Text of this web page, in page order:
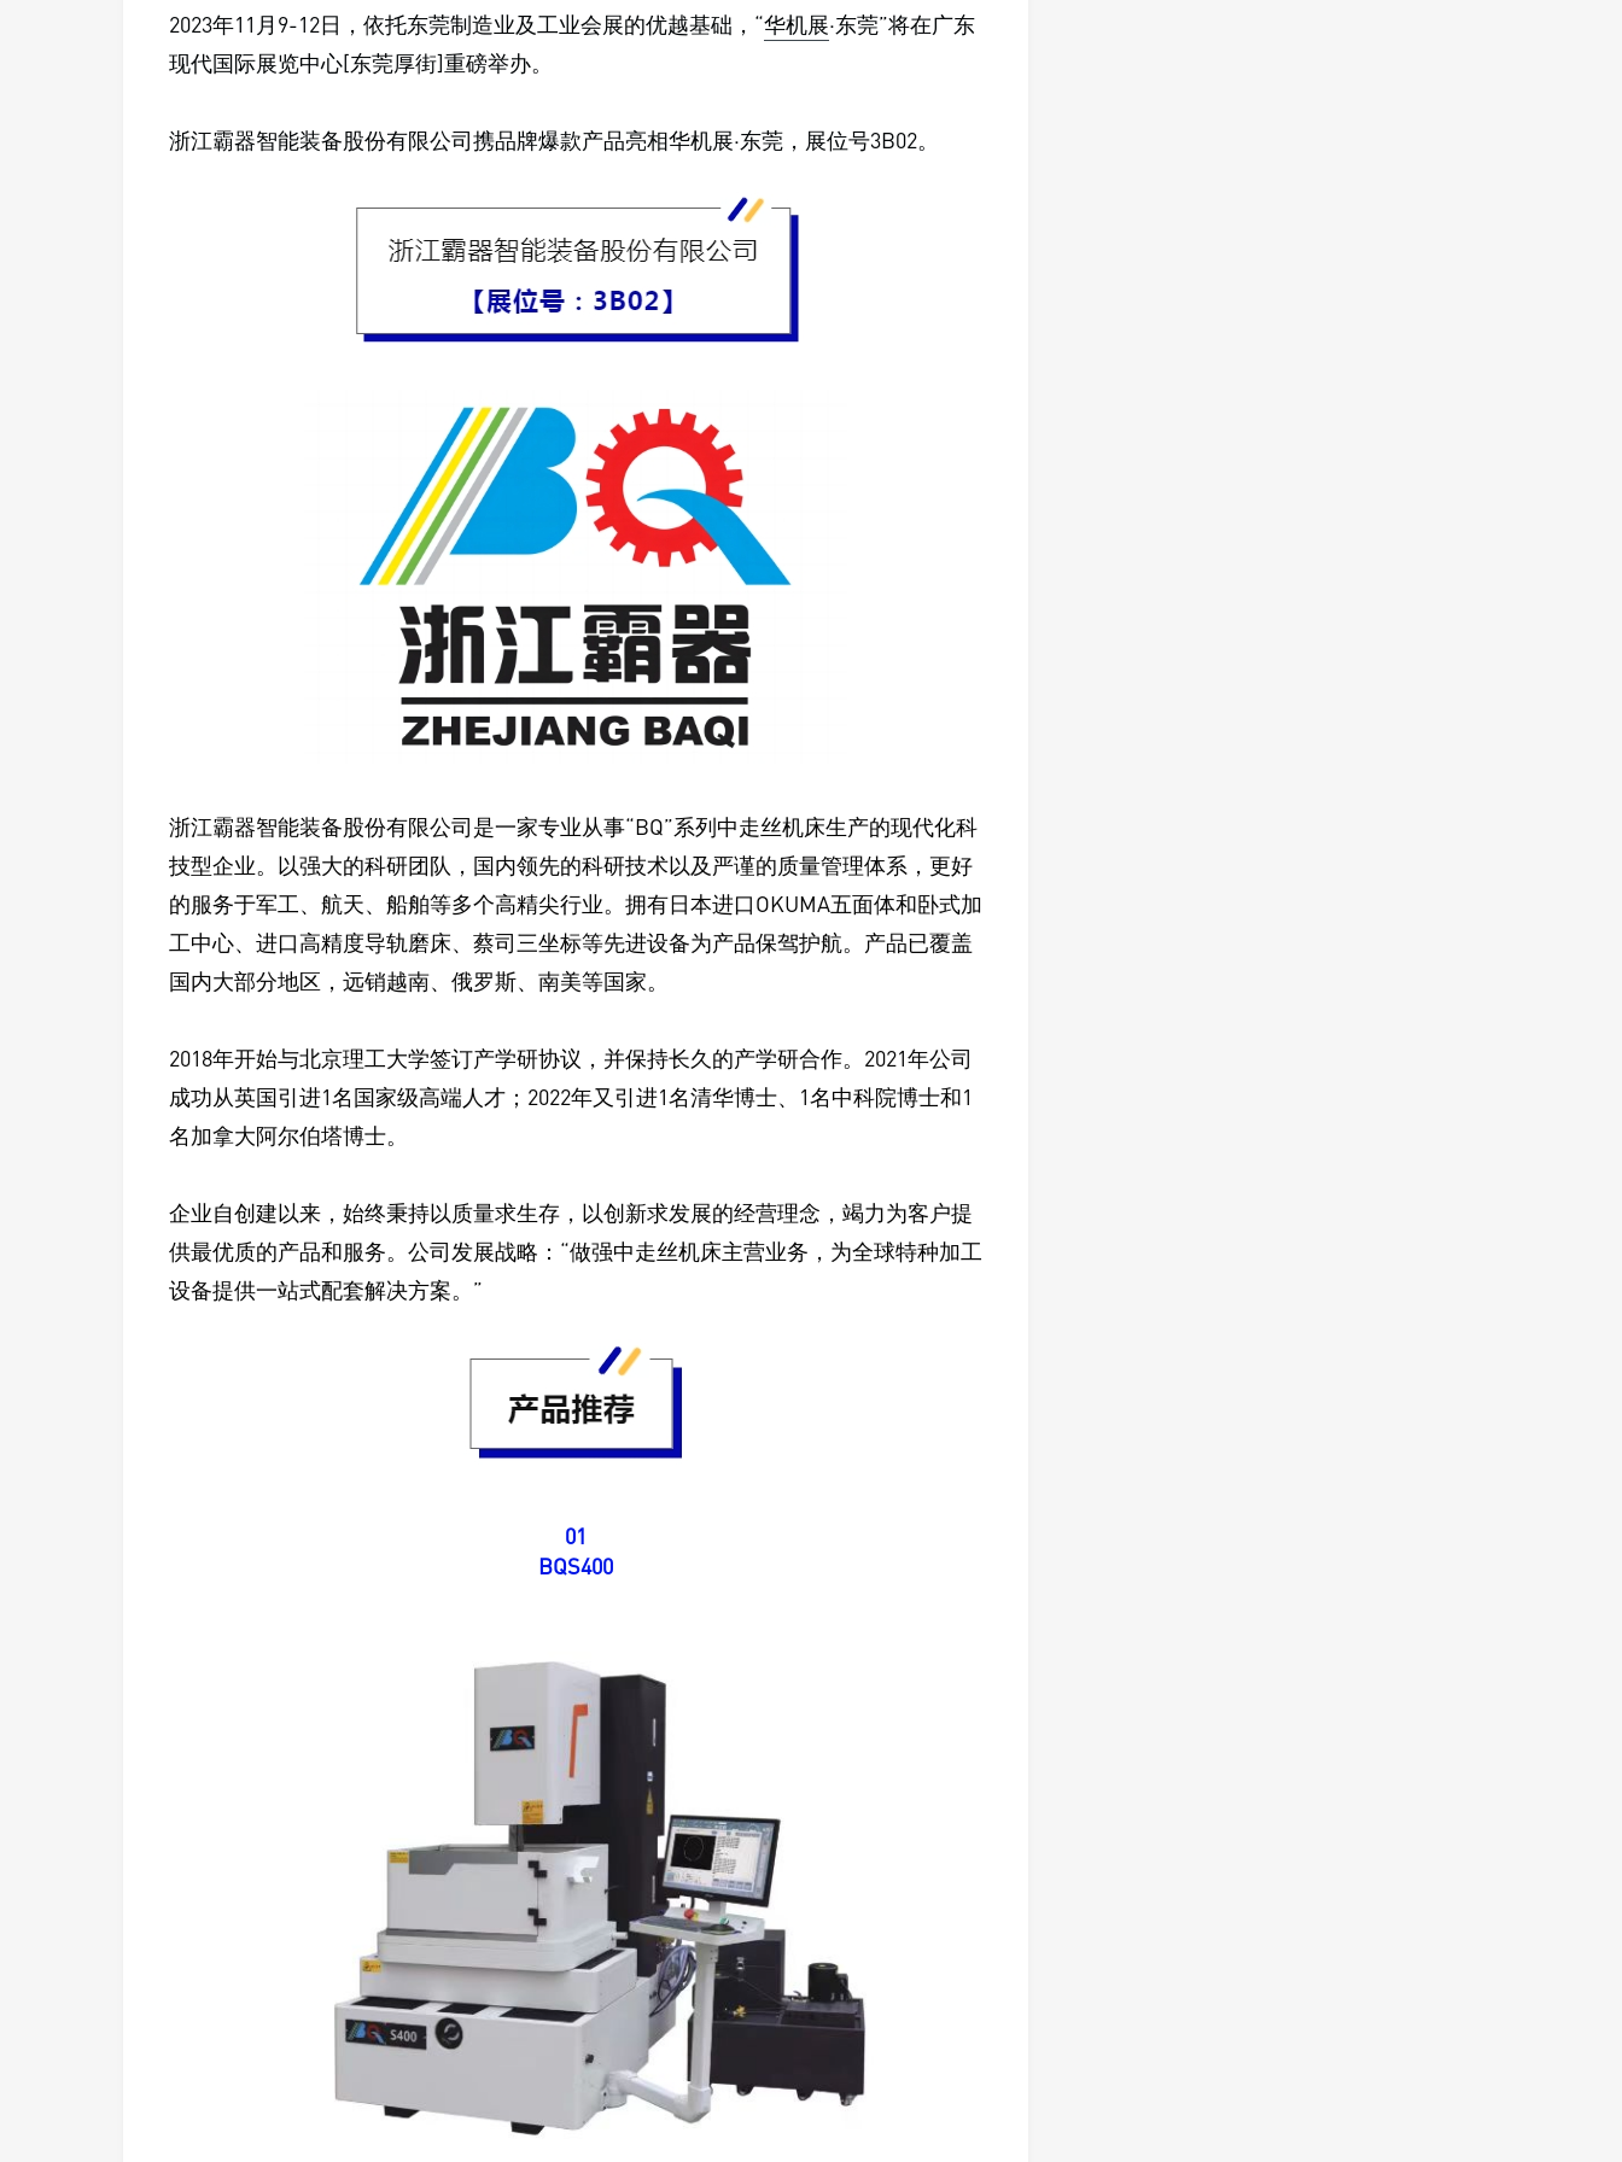
2023年11月9-12日，依托东莞制造业及工业会展的优越基础，“华机展·东莞”将在广东
现代国际展览中心[东莞厚街]重磅举办。
浙江霸器智能装备股份有限公司携品牌爆款产品亮相华机展·东莞，展位号3B02。
浙江霸器智能装备股份有限公司是一家专业从事“BQ”系列中走丝机床生产的现代化科
技型企业。以强大的科研团队，国内领先的科研技术以及严谨的质量管理体系，更好
的服务于军工、航天、船舶等多个高精尖行业。拥有日本进口OKUMA五面体和卧式加
工中心、进口高精度导轨磨床、蔡司三坐标等先进设备为产品保驾护航。产品已覆盖
国内大部分地区，远销越南、俄罗斯、南美等国家。
2018年开始与北京理工大学签订产学研协议，并保持长久的产学研合作。2021年公司
成功从英国引进1名国家级高端人才；2022年又引进1名清华博士、1名中科院博士和1
名加拿大阿尔伯塔博士。
企业自创建以来，始终秉持以质量求生存，以创新求发展的经营理念，竭力为客户提
供最优质的产品和服务。公司发展战略：“做强中走丝机床主营业务，为全球特种加工
设备提供一站式配套解决方案。”
01
BQS400